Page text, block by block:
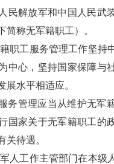
民解放军和中国人民武
简称无军籍职工）。
职工服务管理工作坚持
中心，坚持国家保障与
展水平相适应。
务管理应当从维护无军
国家关于无军籍职工的
关待遇。
人工作主管部门在本级